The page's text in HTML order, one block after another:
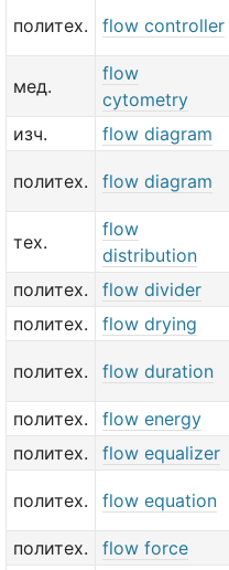
политех. flow controller
мед.
flow
cytometry
изч. flow diagram
политех. flow diagram
тех.
flow
distribution
политех. flow divider
политех.
flow drying
политех. flow duration
политех.
flow energy
политех.
flow equalizer
политех. flow equation
политех.
flow force